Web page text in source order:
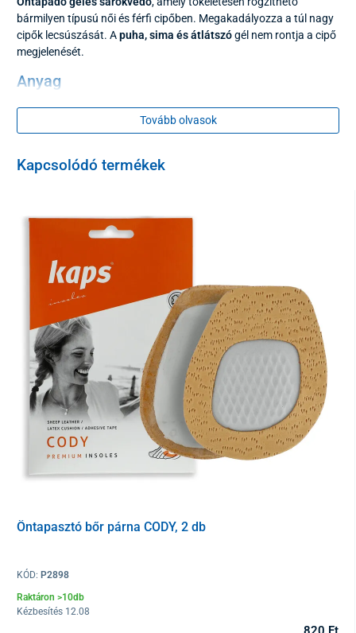
bármilyen típusú női és férfi cipőben. Megakadályozza a túl nagy
cipők lecsúszását. Apuha, sima és átlátszógél nem rontja a cipő
megjelenését.
Anyag
szilikonos gél
Tovább olvasok
Kapcsolódó termékek
Öntapasztó bőr párna CODY, 2 db
KÓD: P2898
Raktáron >10db
Kézbesítés 12.08